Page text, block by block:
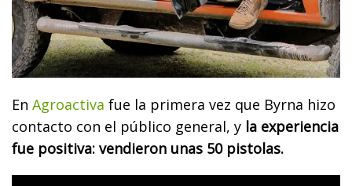
En Agroactiva fue la primera vez que Byrna hizo
contacto con el público general, y la experiencia
fue positiva: vendieron unas 50 pistolas.